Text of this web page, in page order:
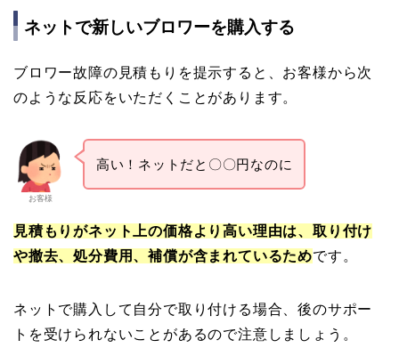
ネットで新しいブロワーを購入する
ブロワー故障の見積もりを提示すると、お客様から次
のような反応をいただくことがあります。
お客様
高い！ネットだと〇〇円なのに
見積もりがネット上の価格より高い理由は、取り付け
や撤去、処分費用、補償が含まれているためです。
ネットで購入して自分で取り付ける場合、後のサポー
トを受けられないことがあるので注意しましょう。